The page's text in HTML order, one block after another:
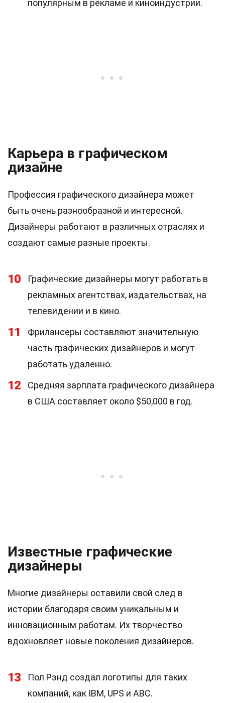
популярным в рекламе и киноиндустрии.
Карьера в графическом
дизайне
Профессия графического дизайнера может
быть очень разнообразной и интересной.
Дизайнеры работают в различных отраслях и
создают самые разные проекты.
10
Графические дизайнеры могут работать в
рекламных агентствах, издательствах, на
телевидении и в кино.
11
Фрилансеры составляют значительную
часть графических дизайнеров и могут
работать удаленно.
12
Средняя зарплата графического дизайнера
в США составляет около $50,000 в год.
Известные графические
дизайнеры
Многие дизайнеры оставили свой след в
истории благодаря своим уникальным и
инновационным работам. Их творчество
вдохновляет новые поколения дизайнеров.
13
Пол Рэнд создал логотипы для таких
компаний, как IBM, UPS и ABC.